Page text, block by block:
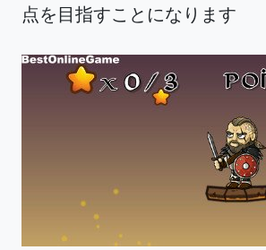
点を目指すことになります